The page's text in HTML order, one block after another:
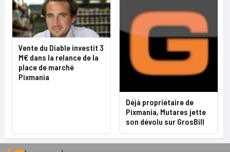
Vente du Diable investit 3
M€ dans la relance de la
place de marché
Pixmania
Déjà propriétaire de
Pixmania, Mutares jette
son dévolu sur GrosBill